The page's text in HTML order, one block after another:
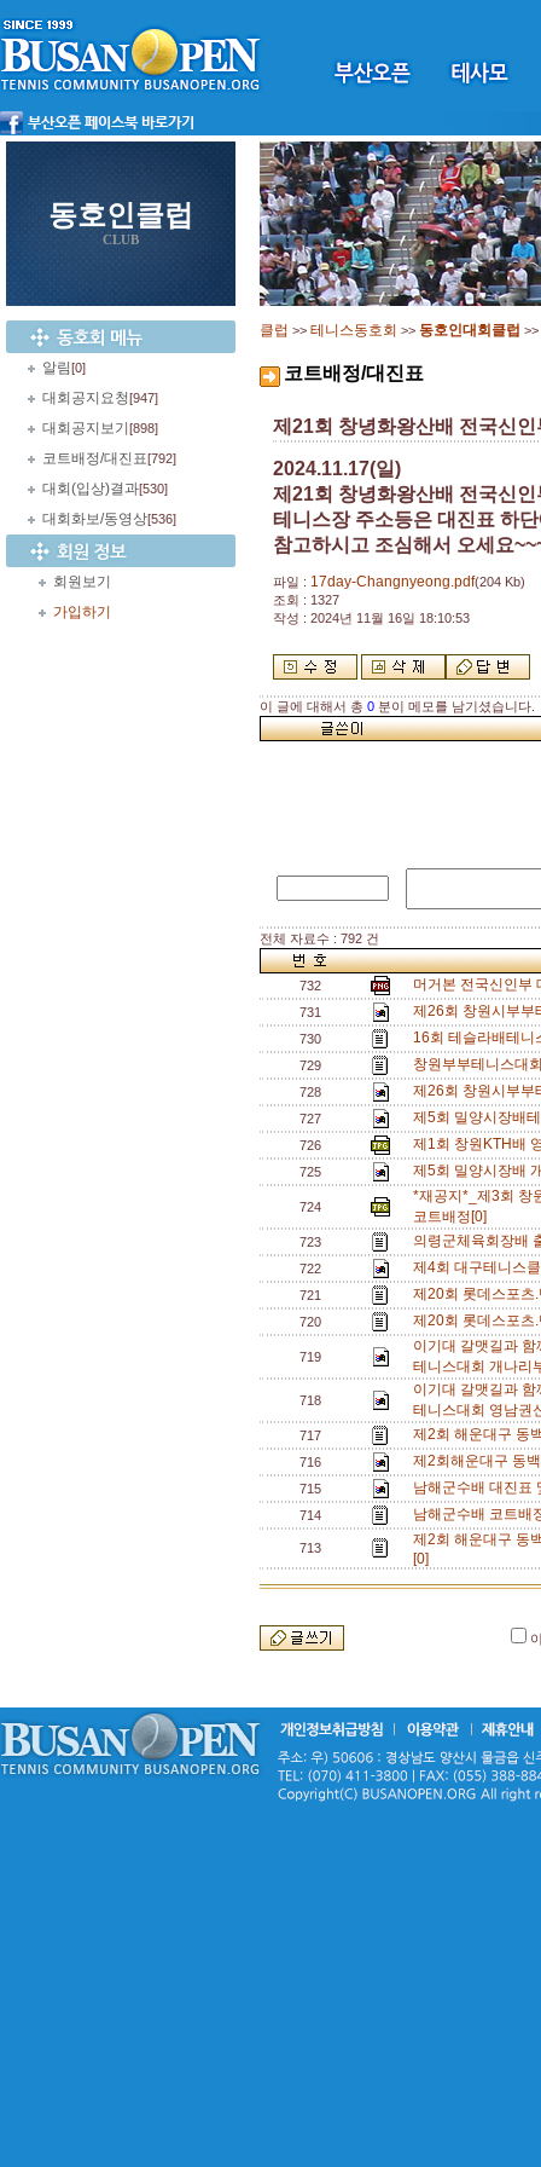
동호인클럽
CLUB
알림[0]
대회공지요청[947]
대회공지보기 [898]
코트배정/대진표[792]
대회(입상)결과[530]
대회화보/동영상[536]
회원보기
가입하기
클럽 >> 테니스동호회 >> 동호인대회클럽 >>
코트배정/대진표
제21회 창녕화왕산배 전국신인
2024.11.17(일)
제21회 창녕화왕산배 전국신
테니스장 주소등은 대진표 하
참고하시고 조심해서 오세요
파일 : 17day-Changnyeong.pdf(204 Kb)
조회 : 1327
작성 : 2024년 11월 16일 18:10:53
이 글에 대해서 총 0 분이 메모를 남기셨습니다.
전체 자료수 : 792 건
732 머거본 전국신인
731 제26회 창원시부
730 16회 테슬라배테
729 창원부부테니스대
728 제26회 창원시부
727 제5회 밀양시장배
726 제1회 창원KTH배
725 제5회 밀양시장배
724
*재공지*_제3회 창
코트배정[0]
723 의령군체육회장배
722 제4회 대구테니스
721 제20회 롯데스포
720 제20회 롯데스포
719
이기대 갈맷길과
테니스대회 개나리
718
이기대 갈맷길과
테니스대회 영남
717 제2회 해운대구 동
716 제2회해운대구 동
715 남해군수배 대진표
714 남해군수배 코트
713
제2회 해운대구 동
[0]